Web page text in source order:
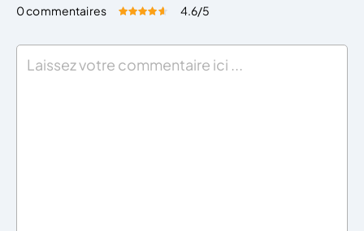
0 commentaires Évaluez cet article:
4.6/5